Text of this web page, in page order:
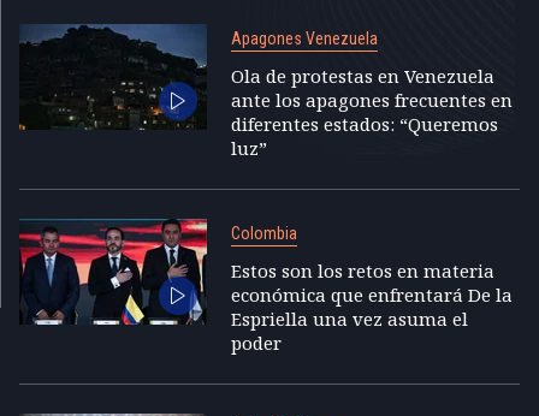
Apagones Venezuela
Ola de protestas en Venezuela
ante los apagones frecuentes en
diferentes estados: “Queremos
luz”
Colombia
Estos son los retos en materia
económica que enfrentará De la
Espriella una vez asuma el
poder